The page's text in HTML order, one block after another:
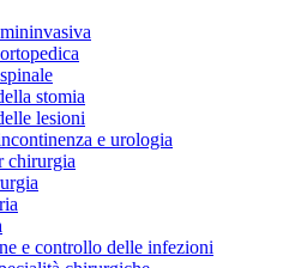
stomia
lesioni
e urologia
chirurgia
e controllo delle infezioni